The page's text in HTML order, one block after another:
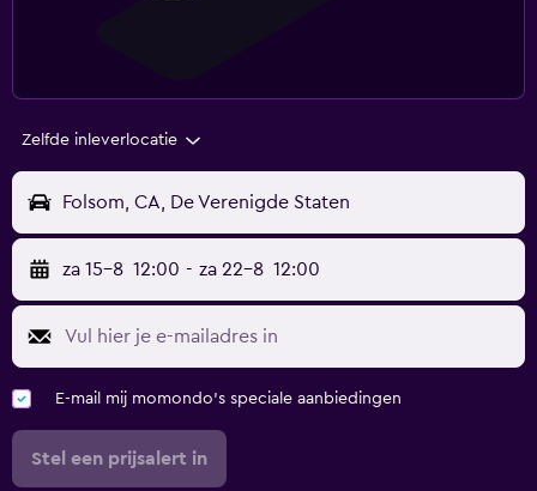
Zelfde inleverlocatie
Folsom, CA, De Verenigde Staten
za 15-8 12:00 - za 22-8 12:00
E-mail mij momondo's speciale aanbiedingen
Stel een prijsalert in